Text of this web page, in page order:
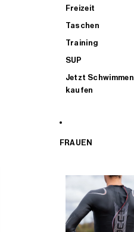
Freizeit
Taschen
Training
SUP
Jetzt Schwimmen
kaufen
FRAUEN